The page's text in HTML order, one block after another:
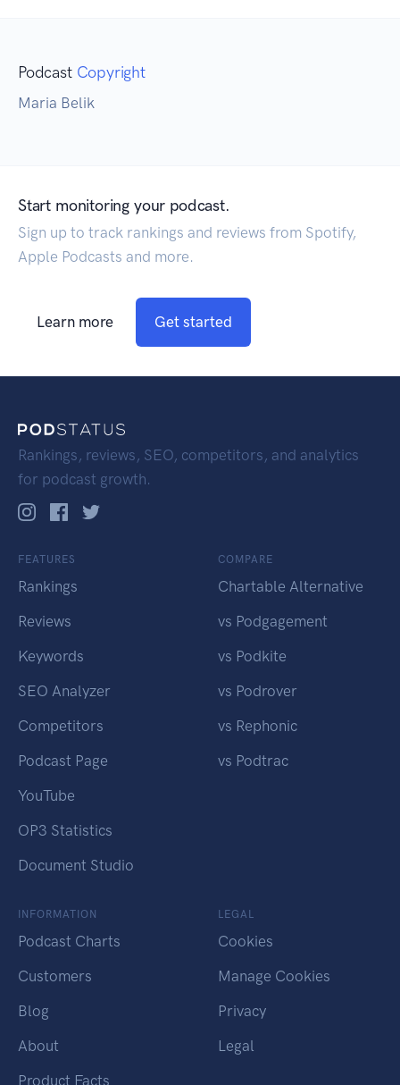
Podcast Copyright
Maria Belik
Start monitoring your podcast.
Sign up to track rankings and reviews from Spotify,
Apple Podcasts and more.
Learn more Get started
Rankings, reviews, SEO, competitors, and analytics
for podcast growth.
FEATURES
Rankings
Reviews
Keywords
SEO Analyzer
Competitors
Podcast Page
YouTube
OP3 Statistics
Document Studio
COMPARE
Chartable Alternative
vs Podgagement
vs Podkite
vs Podrover
vs Rephonic
vs Podtrac
INFORMATION
Podcast Charts
Customers
Blog
About
Product Facts
LEGAL
Cookies
Manage Cookies
Privacy
Legal